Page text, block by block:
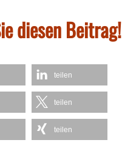
diesen Beitrag!
teilen
teilen
teilen